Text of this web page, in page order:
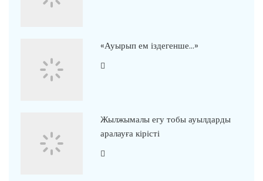
«Ауырып ем іздегенше…»
Жылжымалы егу тобы ауылдарды
аралауға кірісті